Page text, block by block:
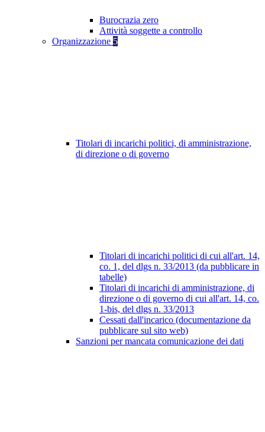
Burocrazia zero
Attività soggette a controllo
Organizzazione 5
Titolari di incarichi politici, di amministrazione,
di direzione o di governo
Titolari di incarichi politici di cui all'art. 14,
co. 1, del dlgs n. 33/2013 (da pubblicare in
tabelle)
Titolari di incarichi di amministrazione, di
direzione o di governo di cui all'art. 14, co.
1-bis, del dlgs n. 33/2013
Cessati dall'incarico (documentazione da
pubblicare sul sito web)
Sanzioni per mancata comunicazione dei dati